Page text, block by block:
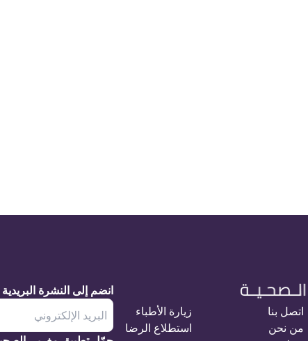
اتصل بنا
من نحن
زيارة الأطباء
استطلاع الرضا
انضم إلى النشرة البريدية